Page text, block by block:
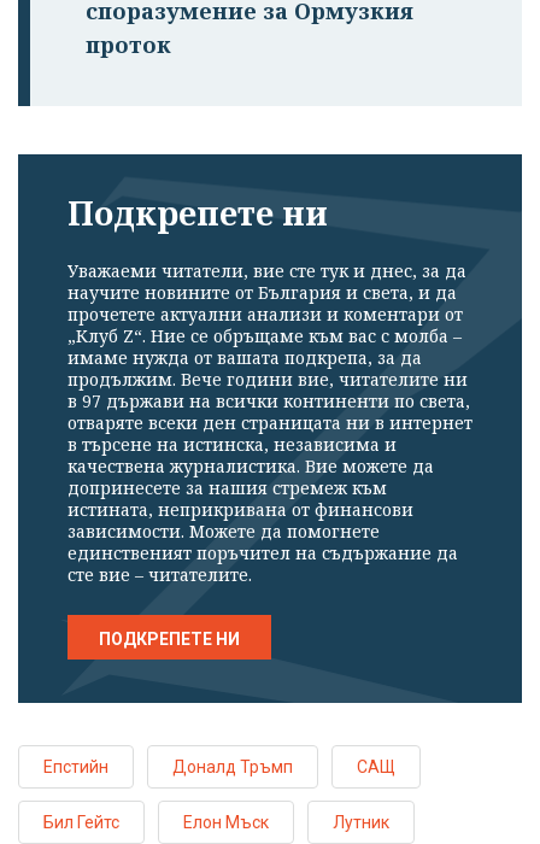
споразумение за Ормузкия
проток
Подкрепете ни
Уважаеми читатели, вие сте тук и днес, за да
научите новините от България и света, и да
прочетете актуални анализи и коментари от
„Клуб Z“. Ние се обръщаме към вас с молба –
имаме нужда от вашата подкрепа, за да
продължим. Вече години вие, читателите ни
в 97 държави на всички континенти по света,
отваряте всеки ден страницата ни в интернет
в търсене на истинска, независима и
качествена журналистика. Вие можете да
допринесете за нашия стремеж към
истината, неприкривана от финансови
зависимости. Можете да помогнете
единственият поръчител на съдържание да
сте вие – читателите.
ПОДКРЕПЕТЕ НИ
Епстийн Доналд Тръмп САЩ
Бил Гейтс Елон Мъск Лутник